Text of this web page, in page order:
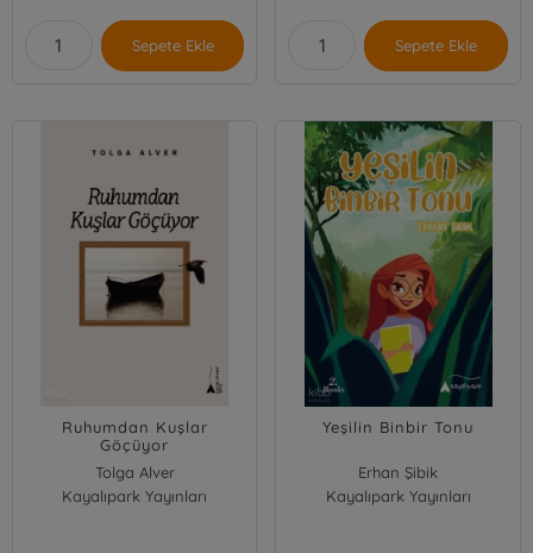
Sepete Ekle Sepete Ekle
Ruhumdan Kuşlar
Göçüyor
Tolga Alver
Kayalıpark Yayınları
Yeşilin Binbir Tonu
Erhan Şibik
Kayalıpark Yayınları